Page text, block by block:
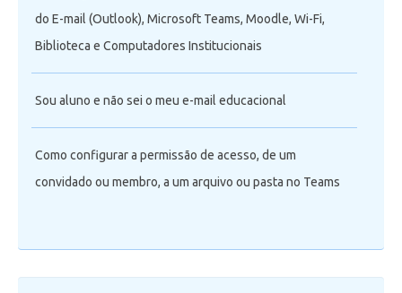
do E-mail (Outlook), Microsoft Teams, Moodle, Wi-Fi,
Biblioteca e Computadores Institucionais
Sou aluno e não sei o meu e-mail educacional
Como configurar a permissão de acesso, de um
convidado ou membro, a um arquivo ou pasta no Teams